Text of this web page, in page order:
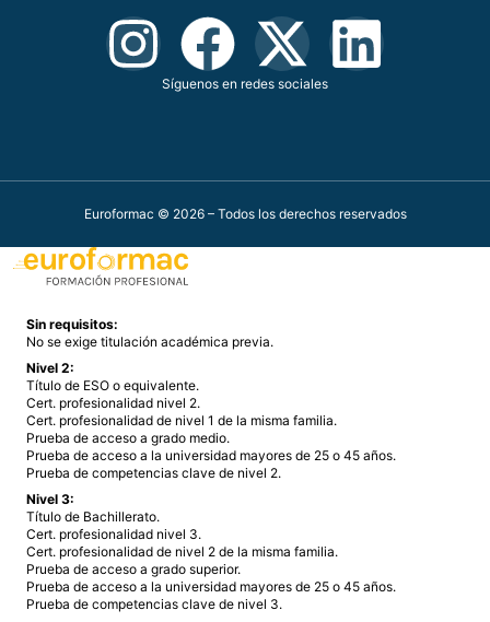
Síguenos en redes sociales
Euroformac © 2026 – Todos los derechos reservados
Sin requisitos:
No se exige titulación académica previa.
Nivel 2:
Título de ESO o equivalente.
Cert. profesionalidad nivel 2.
Cert. profesionalidad de nivel 1 de la misma familia.
Prueba de acceso a grado medio.
Prueba de acceso a la universidad mayores de 25 o 45 años.
Prueba de competencias clave de nivel 2.
Nivel 3:
Título de Bachillerato.
Cert. profesionalidad nivel 3.
Cert. profesionalidad de nivel 2 de la misma familia.
Prueba de acceso a grado superior.
Prueba de acceso a la universidad mayores de 25 o 45 años.
Prueba de competencias clave de nivel 3.